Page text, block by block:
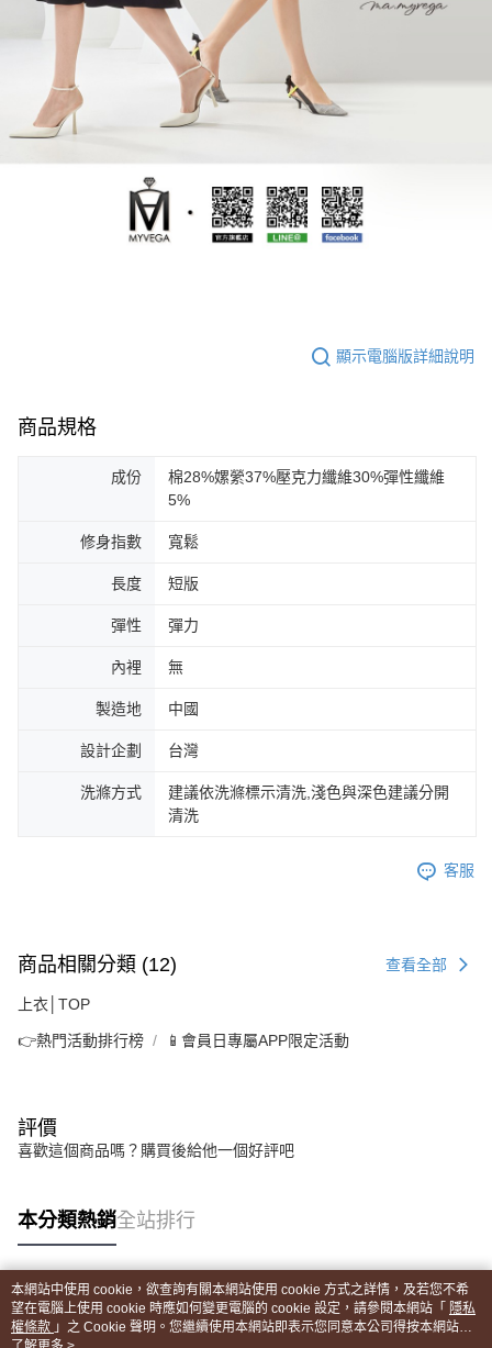
顯示電腦版詳細說明
商品規格
成份
棉28%嫘縈37%壓克力纖維30%彈性纖維
5%
修身指數 寬鬆
長度 短版
彈性 彈力
內裡 無
製造地 中國
設計企劃 台灣
洗滌方式
建議依洗滌標示清洗,淺色與深色建議分開
清洗
客服
商品相關分類 (12) 查看全部
上衣│TOP
👉熱門活動排行榜 📱會員日專屬APP限定活動
評價
喜歡這個商品嗎？購買後給他一個好評吧
本分類熱銷全站排行
熱門標籤
本網站中使用 cookie，欲查詢有關本網站使用 cookie 方式之詳情，及若您不希
望在電腦上使用 cookie 時應如何變更電腦的 cookie 設定，請參閱本網站「 隱私
權條款 」之 Cookie 聲明。您繼續使用本網站即表示您同意本公司得按本網站使